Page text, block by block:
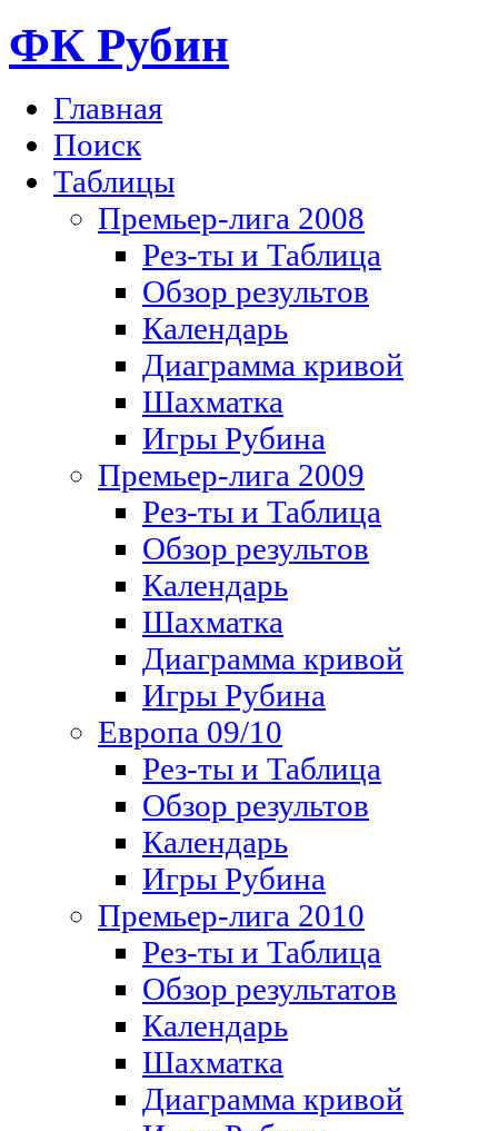
ФК Рубин
Главная
Поиск
Таблицы
Премьер-лига 2008
Рез-ты и Таблица
Обзор результов
Календарь
Диаграмма кривой
Шахматка
Игры Рубина
Премьер-лига 2009
Рез-ты и Таблица
Обзор результов
Календарь
Шахматка
Диаграмма кривой
Игры Рубина
Европа 09/10
Рез-ты и Таблица
Обзор результов
Календарь
Игры Рубина
Премьер-лига 2010
Рез-ты и Таблица
Обзор результатов
Календарь
Шахматка
Диаграмма кривой